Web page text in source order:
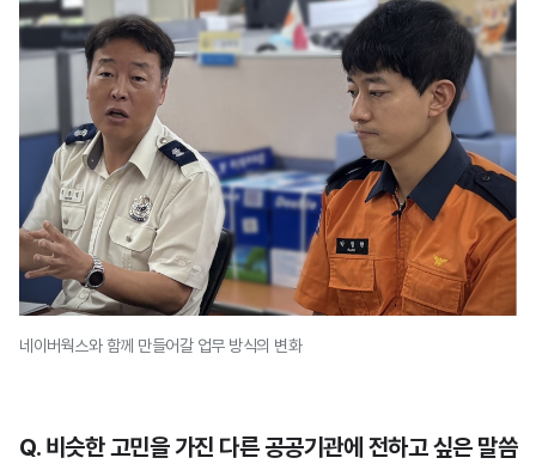
네이버웍스와 함께 만들어갈 업무 방식의 변화
Q. 비슷한 고민을 가진 다른 공공기관에 전하고 싶은 말씀